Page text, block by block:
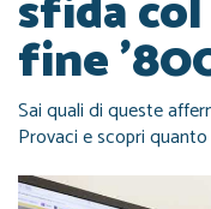
fine
Sai quali di queste
Provaci e scopri quanto